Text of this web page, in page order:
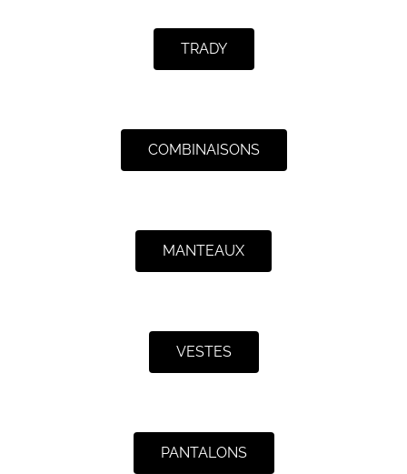
TRADY
COMBINAISONS
MANTEAUX
VESTES
PANTALONS